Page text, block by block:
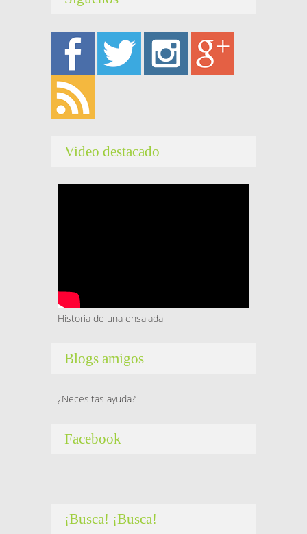
Video destacado
Historia de una ensalada
Blogs amigos
¿Necesitas ayuda?
Facebook
¡Busca! ¡Busca!